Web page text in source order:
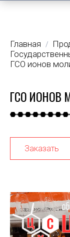
Главная /
ГСО ионов
ГСО ИОНОВ
Заказать